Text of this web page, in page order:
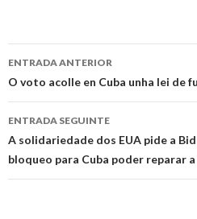
Ir
a
entrada
ENTRADA ANTERIOR
O voto acolle en Cuba unha lei de
ENTRADA SEGUINTE
A solidariedade dos EUA pide a
bloqueo para Cuba poder reparar